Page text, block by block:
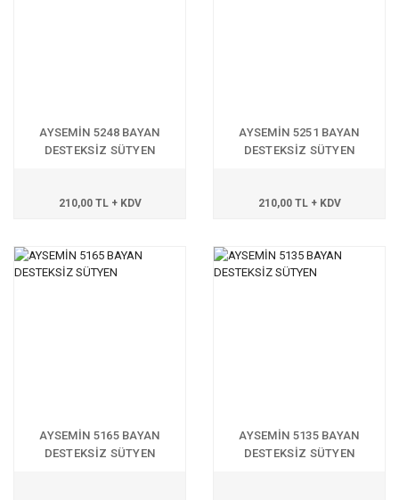
AYSEMİN 5248 BAYAN
DESTEKSİZ SÜTYEN
210,00 TL + KDV
AYSEMİN 5251 BAYAN
DESTEKSİZ SÜTYEN
210,00 TL + KDV
AYSEMİN 5165 BAYAN
DESTEKSİZ SÜTYEN
AYSEMİN 5135 BAYAN
DESTEKSİZ SÜTYEN